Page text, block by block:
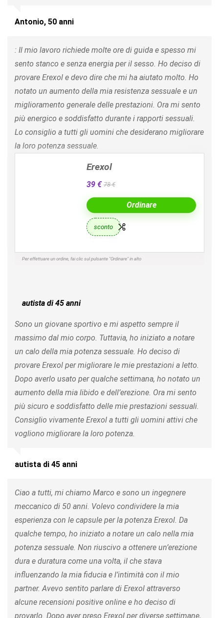
Antonio, 50 anni
: Il mio lavoro richiede molte ore di guida e spesso mi
sento stanco e senza energia per il sesso. Ho deciso di
provare Erexol e devo dire che mi ha aiutato molto. Ho
notato un aumento della mia resistenza sessuale e un
miglioramento generale delle prestazioni. Ora mi sento
più energico e soddisfatto durante i rapporti sessuali.
Lo consiglio a tutti gli uomini che desiderano migliorare
la loro potenza sessuale.
Erexol
39 € 78 €
Ordinare
sconto
Per effettuare un ordine, fai clic sul pulsante "Ordinare" in alto
autista di 45 anni
Sono un giovane sportivo e mi aspetto sempre il
massimo dal mio corpo. Tuttavia, ho iniziato a notare
un calo della mia potenza sessuale. Ho deciso di
provare Erexol per migliorare le mie prestazioni a letto.
Dopo averlo usato per qualche settimana, ho notato un
aumento della mia libido e dell’erezione. Ora mi sento
più sicuro e soddisfatto delle mie prestazioni sessuali.
Consiglio vivamente Erexol a tutti gli uomini attivi che
vogliono migliorare la loro potenza.
autista di 45 anni
Ciao a tutti, mi chiamo Marco e sono un ingegnere
meccanico di 50 anni. Volevo condividere la mia
esperienza con le capsule per la potenza Erexol. Da
qualche tempo, ho iniziato a notare un calo nella mia
potenza sessuale. Non riuscivo a ottenere un’erezione
dura e duratura come una volta, il che stava
influenzando la mia fiducia e l’intimità con il mio
partner. Avevo sentito parlare di Erexol attraverso
alcune recensioni positive online e ho deciso di
provarlo. Dopo aver preso Erexol per diverse settimane,